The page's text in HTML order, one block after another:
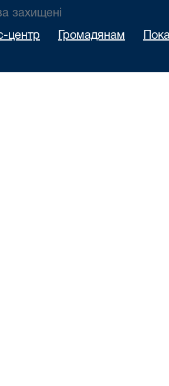
захищені
центр Громадянам